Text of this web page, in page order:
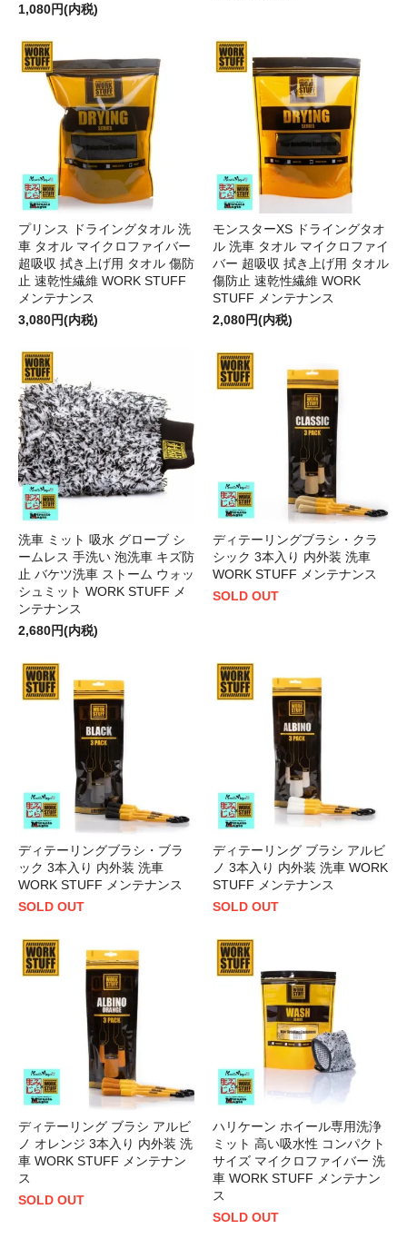
1,080円(内税)
プリンス ドライングタオル 洗
車 タオル マイクロファイバー
超吸収 拭き上げ用 タオル 傷防
止 速乾性繊維 WORK STUFF
メンテナンス
3,080円(内税)
モンスターXS ドライングタオ
ル 洗車 タオル マイクロファイ
バー 超吸収 拭き上げ用 タオル
傷防止 速乾性繊維 WORK
STUFF メンテナンス
2,080円(内税)
洗車 ミット 吸水 グローブ シ
ームレス 手洗い 泡洗車 キズ防
止 バケツ洗車 ストーム ウォッ
シュミット WORK STUFF メ
ンテナンス
2,680円(内税)
ディテーリングブラシ・クラ
シック 3本入り 内外装 洗車
WORK STUFF メンテナンス
SOLD OUT
ディテーリングブラシ・ブラ
ック 3本入り 内外装 洗車
WORK STUFF メンテナンス
SOLD OUT
ディテーリング ブラシ アルビ
ノ 3本入り 内外装 洗車 WORK
STUFF メンテナンス
SOLD OUT
ディテーリング ブラシ アルビ
ノ オレンジ 3本入り 内外装 洗
車 WORK STUFF メンテナン
ス
SOLD OUT
ハリケーン ホイール専用洗浄
ミット 高い吸水性 コンパクト
サイズ マイクロファイバー 洗
車 WORK STUFF メンテナン
ス
SOLD OUT